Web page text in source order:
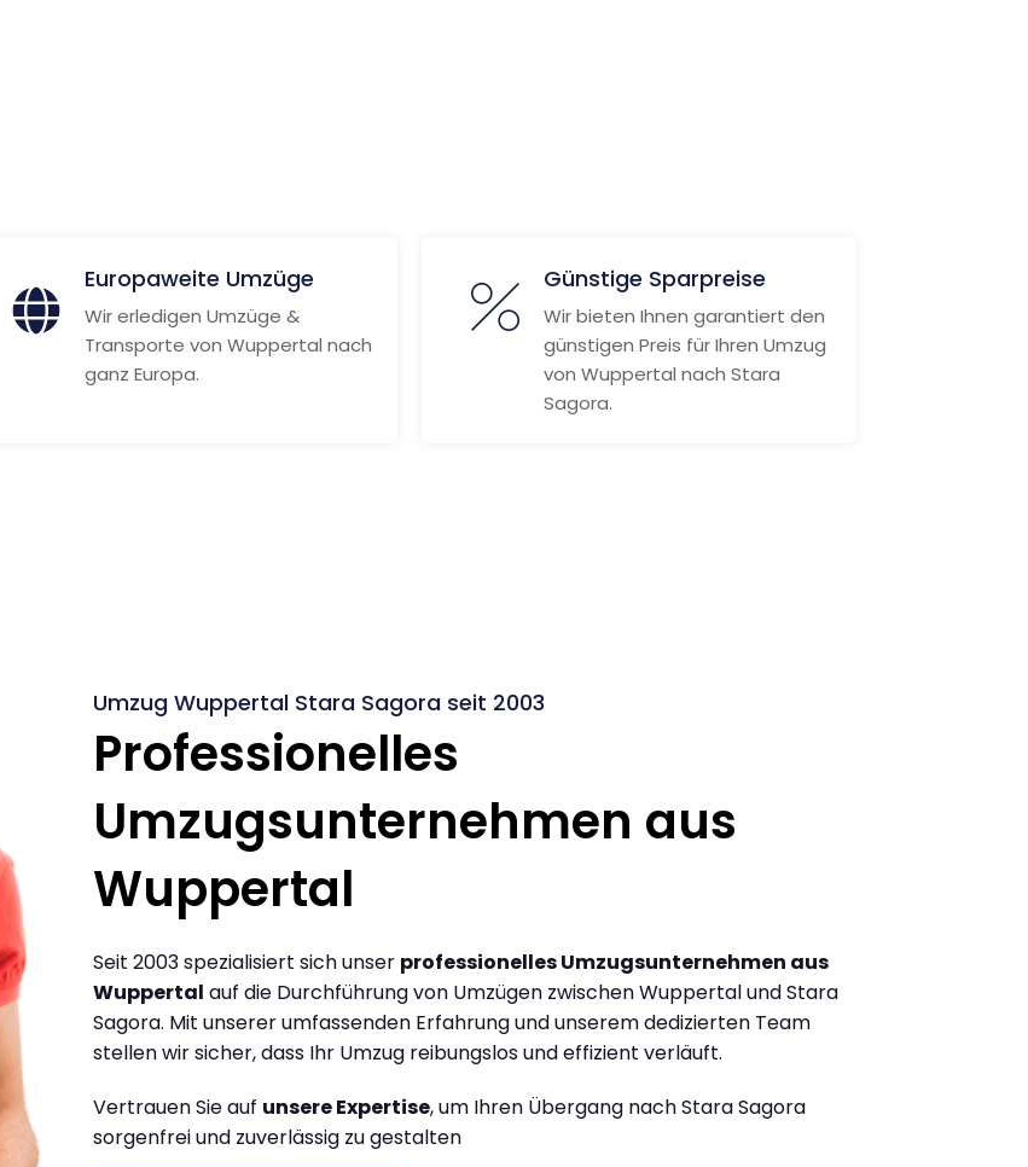
Europaweite Umzüge
Wir erledigen Umzüge &
Transporte von Wuppertal nach
ganz Europa.
Günstige Sparpreise
Wir bieten Ihnen garantiert den
günstigen Preis für Ihren Umzug
von Wuppertal nach Stara
Sagora.
Umzug Wuppertal Stara Sagora seit 2003
Professionelles
Umzugsunternehmen aus
Wuppertal
Seit 2003 spezialisiert sich unser professionelles Umzugsunternehmen aus
Wuppertal auf die Durchführung von Umzügen zwischen Wuppertal und Stara
Sagora. Mit unserer umfassenden Erfahrung und unserem dedizierten Team
stellen wir sicher, dass Ihr Umzug reibungslos und effizient verläuft.
Vertrauen Sie auf unsere Expertise, um Ihren Übergang nach Stara Sagora
sorgenfrei und zuverlässig zu gestalten